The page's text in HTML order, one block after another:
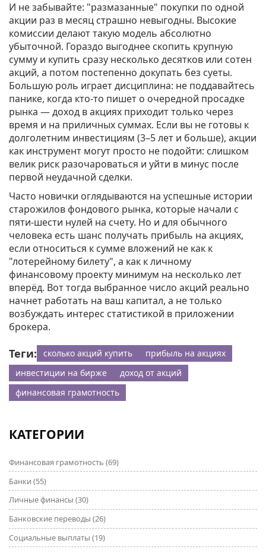
И не забывайте: "размазанные" покупки по одной
акции раз в месяц страшно невыгодны. Высокие
комиссии делают такую модель абсолютно
убыточной. Гораздо выгоднее скопить крупную
сумму и купить сразу несколько десятков или сотен
акций, а потом постепенно докупать без суеты.
Большую роль играет дисциплина: не поддавайтесь
панике, когда кто-то пишет о очередной просадке
рынка — доход в акциях приходит только через
время и на приличных суммах. Если вы не готовы к
долголетним инвестициям (3–5 лет и больше), акции
как инструмент могут просто не подойти: слишком
велик риск разочароваться и уйти в минус после
первой неудачной сделки.
Часто новички оглядываются на успешные истории
старожилов фондового рынка, которые начали с
пяти-шести нулей на счету. Но и для обычного
человека есть шанс получать прибыль на акциях,
если относиться к сумме вложений не как к
"лотерейному билету", а как к личному
финансовому проекту минимум на несколько лет
вперёд. Вот тогда выбранное число акций реально
начнет работать на ваш капитал, а не только
возбуждать интерес статистикой в приложении
брокера.
Теги: сколько акций купить
прибыль на акциях
инвестиции на бирже
доход от акций
финансовая грамотность
КАТЕГОРИИ
Финансовая грамотность (69)
Банки (55)
Личные финансы (30)
Банковские переводы (26)
Социальные выплаты (19)